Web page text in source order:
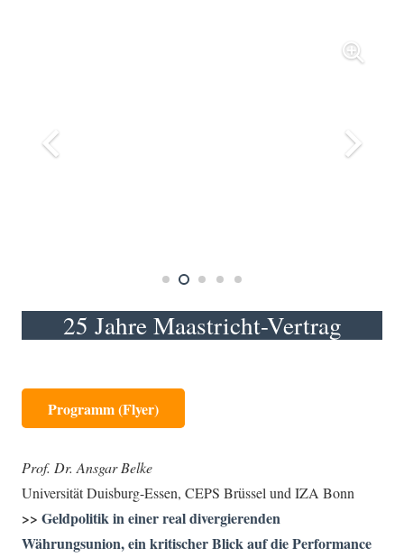
25 Jahre Maastricht-Vertrag
Programm (Flyer)
Prof. Dr. Ansgar Belke
Universität Duisburg-Essen, CEPS Brüssel und IZA Bonn
>> Geldpolitik in einer real divergierenden
Währungsunion, ein kritischer Blick auf die Performance